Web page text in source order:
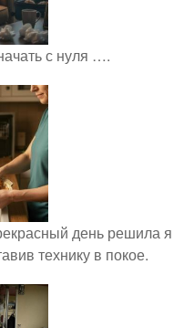
с нуля ….
день решила я
технику в покое.